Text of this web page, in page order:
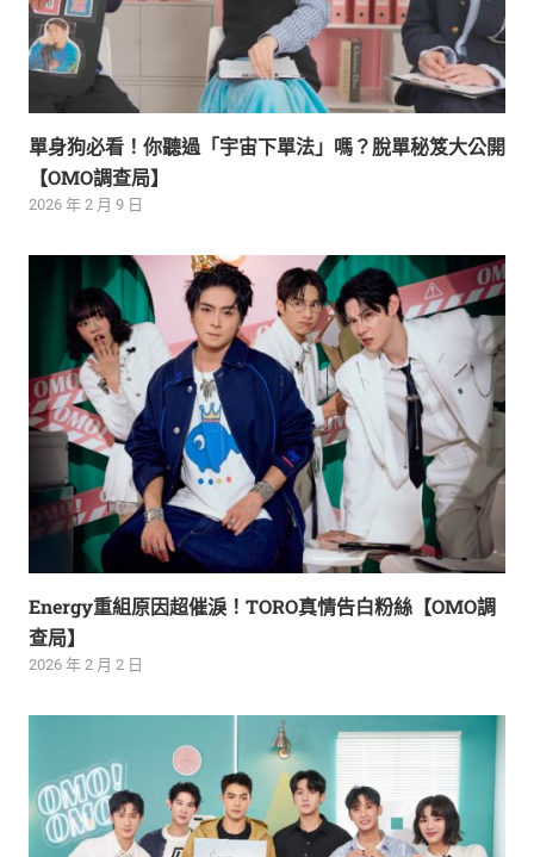
單身狗必看！你聽過「宇宙下單法」嗎？脫單秘笈大公開
【OMO調查局】
2026 年 2 月 9 日
Energy重組原因超催淚！TORO真情告白粉絲【OMO調
查局】
2026 年 2 月 2 日